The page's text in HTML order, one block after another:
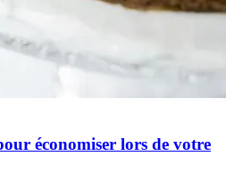
économiser lors de votre